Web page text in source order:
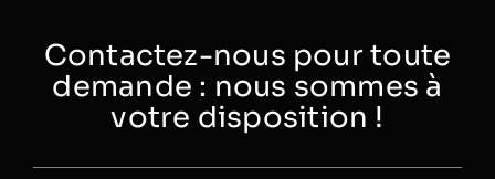
Contactez-nous pour toute
demande : nous sommes à
votre disposition !